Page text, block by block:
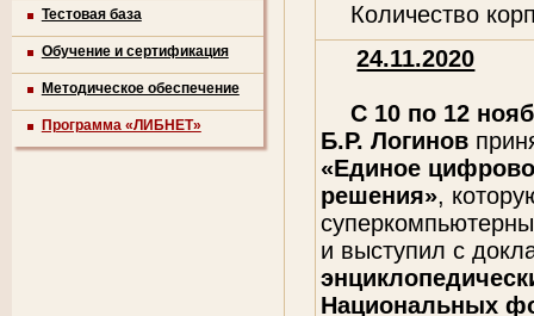
Тестовая база
Обучение и сертификация
Методическое обеспечение
Программа «ЛИБНЕТ»
Количество
24.11.2020
С 10 по 12
Б.Р. Логинов
«Единое
решения»,
и выступил с
Национальных